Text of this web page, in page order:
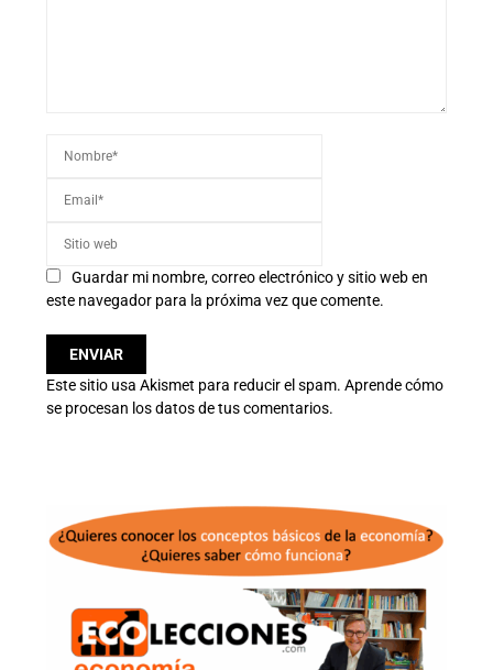
Guardar mi nombre, correo electrónico y sitio web en
este navegador para la próxima vez que comente.
Este sitio usa Akismet para reducir el spam. Aprende cómo
se procesan los datos de tus comentarios.